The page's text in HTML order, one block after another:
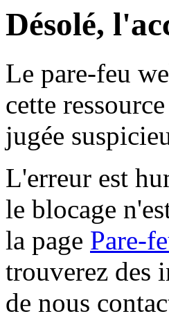
Désolé,
Le pare-feu
cette
jugée
L'erreur est
le blocage
la page Pare-
trouverez des
de nous